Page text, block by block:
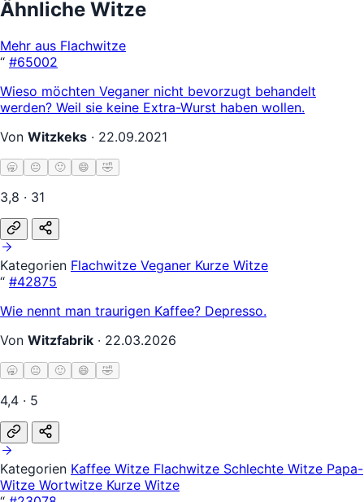
Ähnliche Witze
Mehr aus Flachwitze
“ #65002
Wieso möchten Veganer nicht bevorzugt behandelt
werden? Weil sie keine Extra-Wurst haben wollen.
Von Witzkeks · 22.09.2021
🥱 😐 🙂 😄 🤣
3,8 · 31
Kategorien Flachwitze Veganer Kurze Witze
“ #42875
Wie nennt man traurigen Kaffee? Depresso.
Von Witzfabrik · 22.03.2026
🥱 😐 🙂 😄 🤣
4,4 · 5
Kategorien Kaffee Witze Flachwitze Schlechte Witze Papa-
Witze Wortwitze Kurze Witze